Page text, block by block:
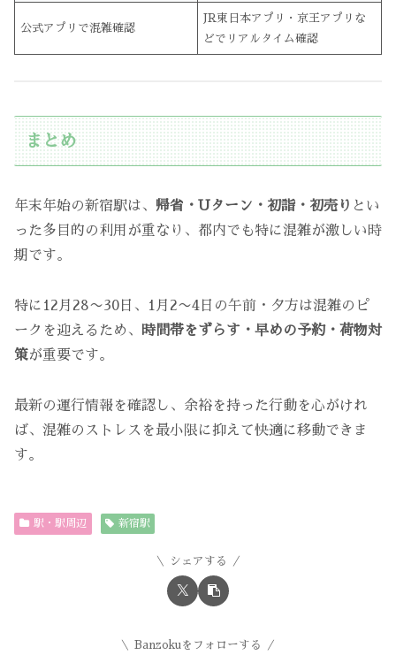
公式アプリで混雑確認
JR東日本アプリ・京王アプリな
どでリアルタイム確認
まとめ
年末年始の新宿駅は、 帰省・Uターン・初詣・初売り とい
った多目的の利用が重なり、都内でも特に混雑が激しい時
期です。
特に12月28〜30日、1月2〜4日の午前・夕方は混雑のピ
ークを迎えるため、
時間帯をずらす・早めの予約・荷物対
策が重要です。
最新の運行情報を確認し、余裕を持った行動を心がけれ
ば、混雑のストレスを最小限に抑えて快適に移動できま
す。
駅・駅周辺 新宿駅
シェアする
Banzokuをフォローする